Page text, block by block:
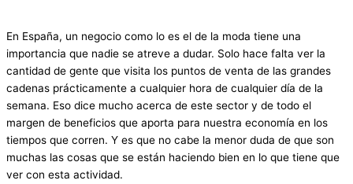
En España, un negocio como lo es el de la moda tiene una
importancia que nadie se atreve a dudar. Solo hace falta ver la
cantidad de gente que visita los puntos de venta de las grandes
cadenas prácticamente a cualquier hora de cualquier día de la
semana. Eso dice mucho acerca de este sector y de todo el
margen de beneficios que aporta para nuestra economía en los
tiempos que corren. Y es que no cabe la menor duda de que son
muchas las cosas que se están haciendo bien en lo que tiene que
ver con esta actividad.